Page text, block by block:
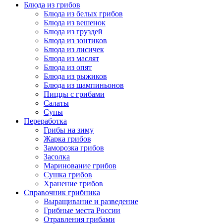
Блюда из грибов
Блюда из белых грибов
Блюда из вешенок
Блюда из груздей
Блюда из зонтиков
Блюда из лисичек
Блюда из маслят
Блюда из опят
Блюда из рыжиков
Блюда из шампиньонов
Пиццы с грибами
Салаты
Супы
Переработка
Грибы на зиму
Жарка грибов
Заморозка грибов
Засолка
Маринование грибов
Сушка грибов
Хранение грибов
Справочник грибника
Выращивание и разведение
Грибные места России
Отравления грибами